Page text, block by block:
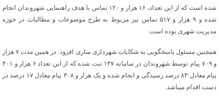
شده است که از این تعداد، ۱۶ هزار و ۱۲۰ تماس با هدف راهنمایی شهروندان انجام
شده و ۹ هزار و ۵۱۷ تماس نیز مربوط به طرح موضوعات و مطالبات در حوزه
مدیریت شهری بوده است.
همچنین مسئول پاسخگویی به شکایات شهرداری ساری افزود: در همین مدت ۷ هزار
و ۷۰۹ پیام توسط شهروندان در سامانه ۱۳۷ ثبت شده که از این تعداد ۶ هزار و ۴۰۱
پیام معادل ۸۳ درصد رسیدگی و انجام شده و یک هزار و ۳۰۸ پیام معادل ۱۷ درصد در
دست اقدام میباشد.